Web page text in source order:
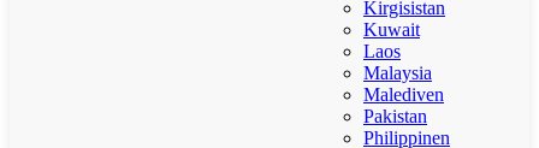
Kirgisistan
Kuwait
Laos
Malaysia
Malediven
Pakistan
Philippinen